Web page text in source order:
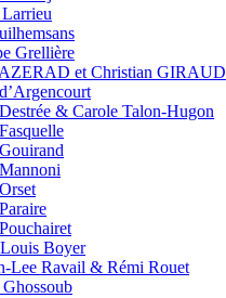
Grellière
et Christian GIRAUD
& Carole Talon-Hugon
Boyer
Lee Ravail & Rémi Rouet